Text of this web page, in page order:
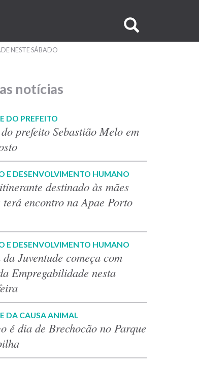
no
NESTE SÁBADO
notícias
DO PREFEITO
prefeito Sebastião Melo em
E DESENVOLVIMENTO HUMANO
destinado às mães
encontro na Apae Porto
E DESENVOLVIMENTO HUMANO
da Juventude começa com
Empregabilidade nesta
DA CAUSA ANIMAL
é dia de Brechocão no Parque